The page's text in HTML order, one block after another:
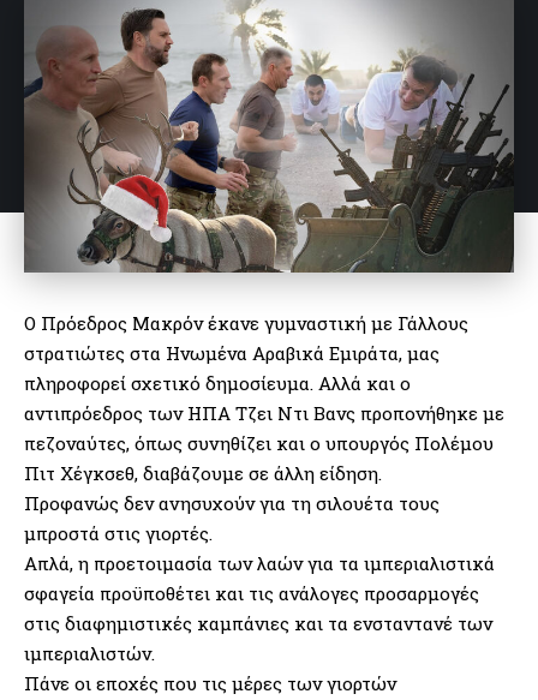
Ο Πρόεδρος Μακρόν έκανε γυμναστική με Γάλλους
στρατιώτες στα Ηνωμένα Αραβικά Εμιράτα, μας
πληροφορεί σχετικό δημοσίευμα. Αλλά και ο
αντιπρόεδρος των ΗΠΑ Τζει Ντι Βανς προπονήθηκε με
πεζοναύτες, όπως συνηθίζει και ο υπουργός Πολέμου
Πιτ Χέγκσεθ, διαβάζουμε σε άλλη είδηση.
Προφανώς δεν ανησυχούν για τη σιλουέτα τους
μπροστά στις γιορτές.
Απλά, η προετοιμασία των λαών για τα ιμπεριαλιστικά
σφαγεία προϋποθέτει και τις ανάλογες προσαρμογές
στις διαφημιστικές καμπάνιες και τα ενσταντανέ των
ιμπεριαλιστών.
Πάνε οι εποχές που τις μέρες των γιορτών